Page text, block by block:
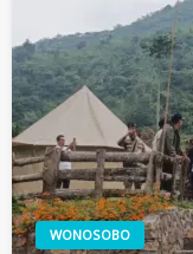
WONOSOBO